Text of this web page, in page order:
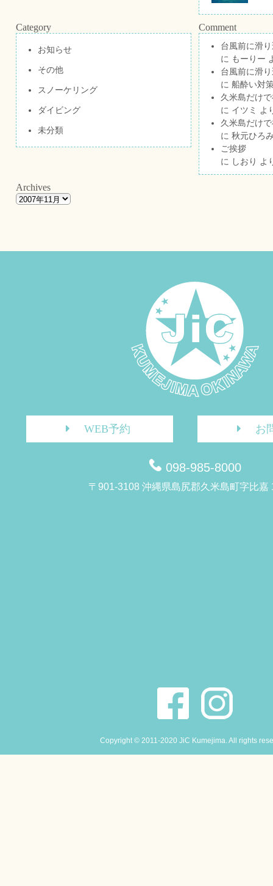
Category
お知らせ
その他
スノーケリング
ダイビング
未分類
Comment
台風前に滑
に もーりー
台風前に滑
に 船酔い対
久米島だけ
に イツミ
よ
久米島だけ
に 秋元ひろ
ご挨拶
に しおり よ
Archives
WEB予約 お
098-985-8000
〒901-3108 沖縄県島尻郡久米島町字比嘉
Copyright © 2011-2020 JiC Kumejima. All rights